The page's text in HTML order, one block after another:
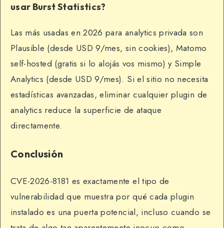
usar Burst Statistics?
Las más usadas en 2026 para analytics privada son
Plausible (desde USD 9/mes, sin cookies), Matomo
self-hosted (gratis si lo alojás vos mismo) y Simple
Analytics (desde USD 9/mes). Si el sitio no necesita
estadísticas avanzadas, eliminar cualquier plugin de
analytics reduce la superficie de ataque
directamente.
Conclusión
CVE-2026-8181 es exactamente el tipo de
vulnerabilidad que muestra por qué cada plugin
instalado es una puerta potencial, incluso cuando se